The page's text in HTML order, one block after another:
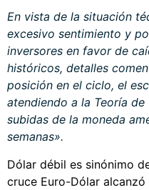
En vista de la situación
excesivo sentimiento y
inversores en favor de
históricos, detalles
posición en el ciclo, el
atendiendo a la Teoría
subidas de la moneda
semanas».
Dólar débil es sinónimo
cruce Euro-Dólar